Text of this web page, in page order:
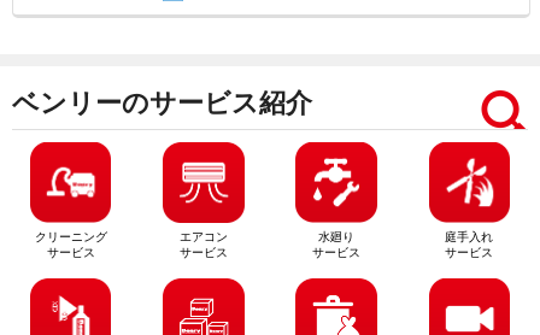
ベンリーのサービス紹介
クリーニング
サービス
エアコン
サービス
水廻り
サービス
庭手入れ
サービス